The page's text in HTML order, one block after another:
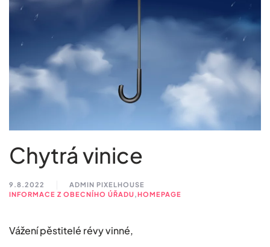
Chytrá vinice
9.8.2022
ADMIN PIXELHOUSE
INFORMACE Z OBECNÍHO ÚŘADU,HOMEPAGE
Vážení pěstitelé révy vinné,